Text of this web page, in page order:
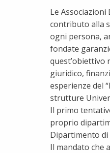
Le
contributo alla
ogni persona,
fondate
quest’obiettivo
giuridico,
esperienze del
strutture
Il primo
proprio
Dipartimento di
Il mandato che